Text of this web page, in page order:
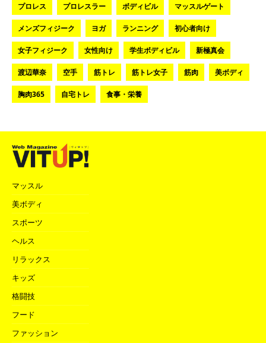
プロレス プロレスラー ボディビル マッスルゲート
メンズフィジーク ヨガ ランニング 初心者向け
女子フィジーク 女性向け 学生ボディビル 新極真会
渡辺華奈 空手 筋トレ 筋トレ女子 筋肉 美ボディ
胸肉365 自宅トレ 食事・栄養
マッスル
美ボディ
スポーツ
ヘルス
リラックス
キッズ
格闘技
フード
ファッション